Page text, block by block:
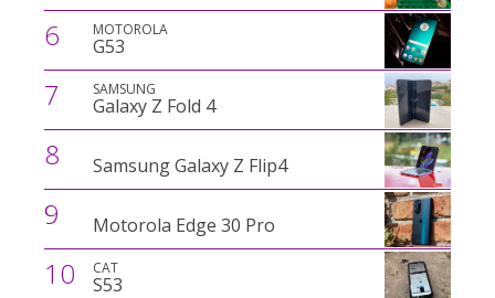
6 MOTOROLA
G53
7 SAMSUNG
Galaxy Z Fold 4
8 Samsung Galaxy Z Flip4
9 Motorola Edge 30 Pro
10 CAT
S53